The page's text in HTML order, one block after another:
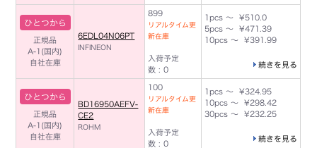
ひとつから
正規品
A-1(国内)
自社在庫
6EDL04N06PT
INFINEON
899
リアルタイム更
新在庫
入荷予定
数 : 0
1pcs ～ ¥510.0
5pcs ～ ¥471.39
10pcs ～ ¥391.99
続きを見る
ひとつから
正規品
A-1(国内)
自社在庫
BD16950AEFV-
CE2
ROHM
100
リアルタイム更
新在庫
入荷予定
数 : 0
1pcs ～ ¥324.95
10pcs ～ ¥298.42
30pcs ～ ¥232.25
続きを見る